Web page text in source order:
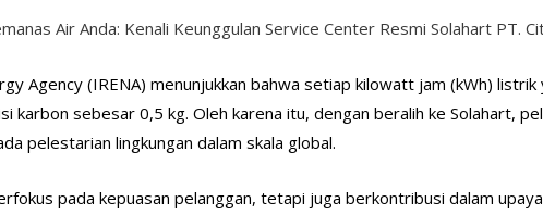
Air Anda: Kenali Keunggulan Service Center Resmi Solahart PT.
Agency (IRENA) menunjukkan bahwa setiap kilowatt jam (kWh) listrik
karbon sebesar 0,5 kg. Oleh karena itu, dengan beralih ke Solahart,
pelestarian lingkungan dalam skala global.
pada kepuasan pelanggan, tetapi juga berkontribusi dalam